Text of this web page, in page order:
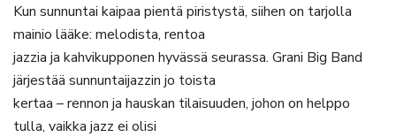
Kun sunnuntai kaipaa pientä piristystä, siihen on tarjolla
mainio lääke: melodista, rentoa
jazzia ja kahvikupponen hyvässä seurassa. Grani Big Band
järjestää sunnuntaijazzin jo toista
kertaa – rennon ja hauskan tilaisuuden, johon on helppo
tulla, vaikka jazz ei olisi